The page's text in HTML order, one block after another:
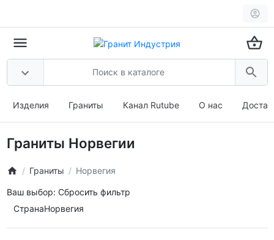
Изделия Граниты Канал Rutube О нас
Граниты Норвегии
Граниты Норвегия
Ваш выбор: Сбросить фильтр
СтранаНорвегия